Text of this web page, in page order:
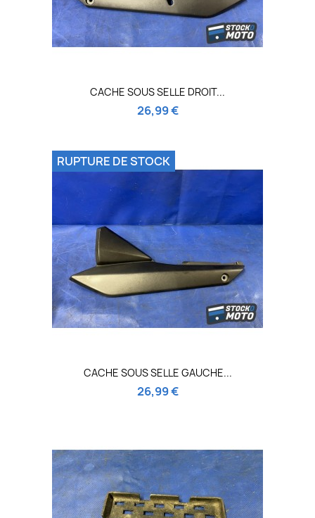
CACHE SOUS SELLE DROIT...
26,99 €
CACHE SOUS SELLE GAUCHE...
26,99 €
RUPTURE DE STOCK